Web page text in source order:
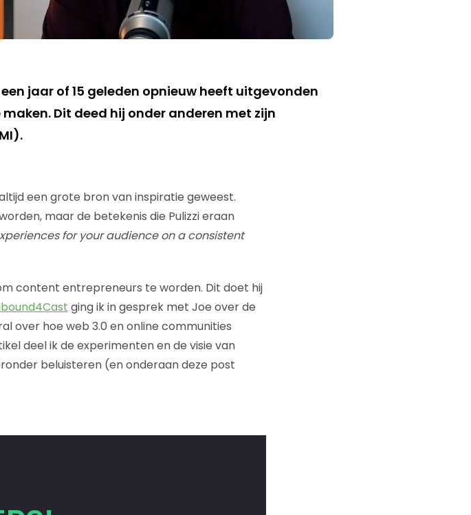
jaar of 15 geleden opnieuw heeft uitgevonden
Dit deed hij onder anderen met zijn
een grote bron van inspiratie geweest.
maar de betekenis die Pulizzi eraan
for your audience on a consistent
content entrepreneurs te worden. Dit doet hij
ging ik in gesprek met Joe over de
over hoe web 3.0 en online communities
deel ik de experimenten en de visie van
beluisteren (en onderaan deze post